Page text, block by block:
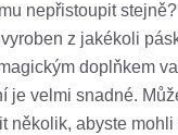
nepřistoupit
z jakékoli
doplňkem
je velmi snadné.
několik, abyste